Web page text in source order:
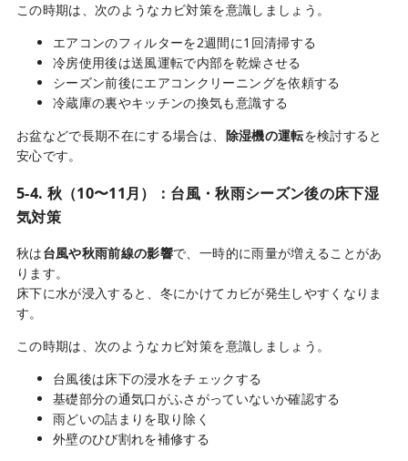
この時期は、次のようなカビ対策を意識しましょう。
エアコンのフィルターを2週間に1回清掃する
冷房使用後は送風運転で内部を乾燥させる
シーズン前後にエアコンクリーニングを依頼する
冷蔵庫の裏やキッチンの換気も意識する
お盆などで長期不在にする場合は、 除湿機の運転を検討すると
安心です。
5-4. 秋（10〜11月）：台風・秋雨シーズン後の床下湿
気対策
秋は台風や秋雨前線の影響で、一時的に雨量が増えることがあ
ります。
床下に水が浸入すると、冬にかけてカビが発生しやすくなりま
す。
この時期は、次のようなカビ対策を意識しましょう。
台風後は床下の浸水をチェックする
基礎部分の通気口がふさがっていないか確認する
雨どいの詰まりを取り除く
外壁のひび割れを補修する